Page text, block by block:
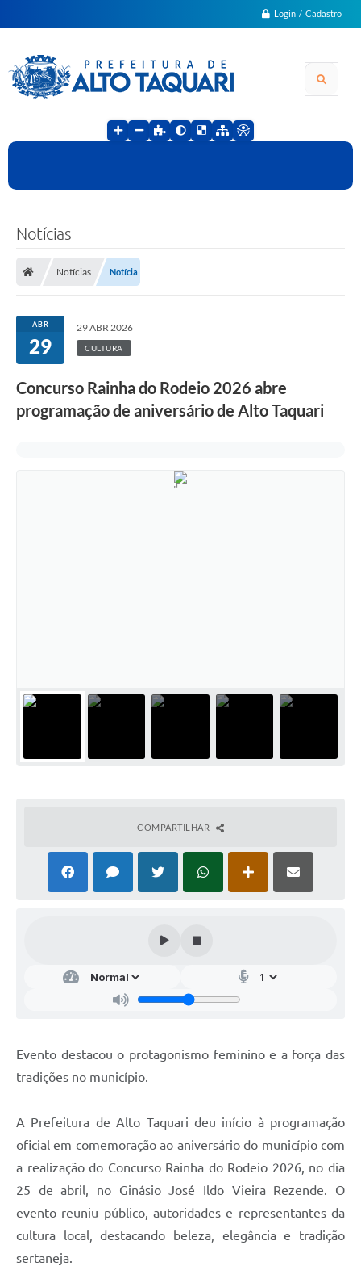
Login / Cadastro
Notícias
Notícias Notícia
ABR
29
29 ABR 2026
CULTURA
Concurso Rainha do Rodeio 2026 abre
programação de aniversário de Alto Taquari
COMPARTILHAR
Evento destacou o protagonismo feminino e a força das
tradições no município.
A Prefeitura de Alto Taquari deu início à programação
oficial em comemoração ao aniversário do município com
a realização do Concurso Rainha do Rodeio 2026, no dia
25 de abril, no Ginásio José Ildo Vieira Rezende. O
evento reuniu público, autoridades e representantes da
cultura local, destacando beleza, elegância e tradição
sertaneja.